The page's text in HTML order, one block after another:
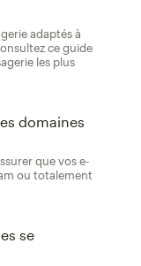
adaptés à
ce guide
les plus
domaines
que vos e-
ou totalement
se